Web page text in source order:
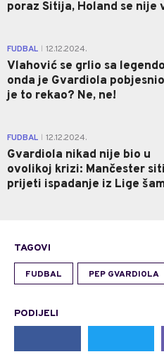
poraz Sitija, Holand se nije
FUDBAL 12.12.2024.
Vlahović se grlio sa
onda je Gvardiola
je to rekao? Ne, ne!
FUDBAL 12.12.2024.
Gvardiola nikad nije bio u
ovolikoj krizi: Mančester
prijeti ispadanje iz Lige
TAGOVI
FUDBAL PEP GVARDIOLA
PODIJELI